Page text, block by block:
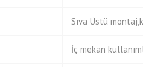
Sıva Üstü
İç mekan